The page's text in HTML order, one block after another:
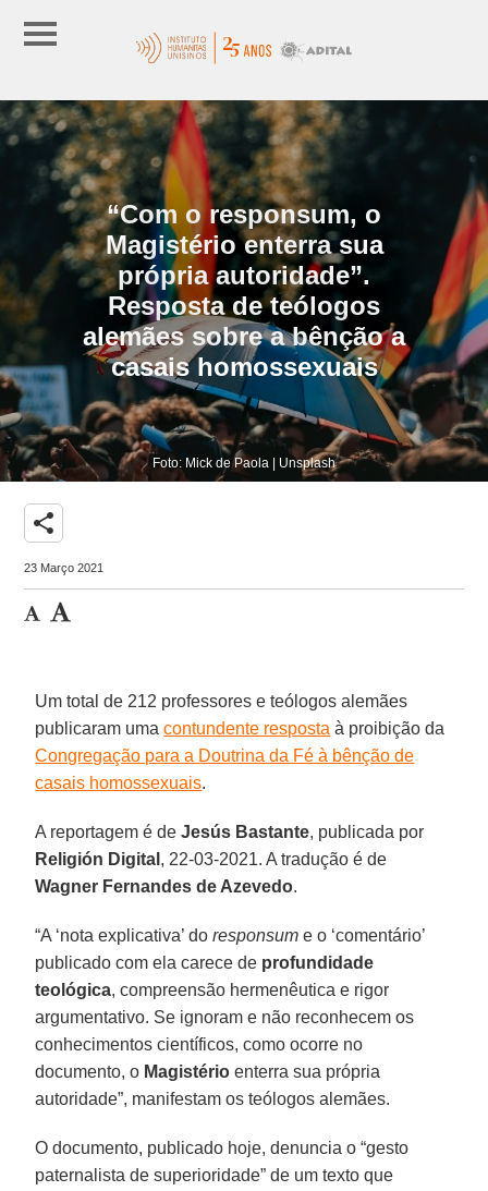
“Com o responsum, o
Magistério enterra sua
própria autoridade”.
Resposta de teólogos
alemães sobre a bênção a
casais homossexuais
Foto: Mick de Paola | Unsplash
share
23 Março 2021
Um total de 212 professores e teólogos alemães
publicaram umacontundente resposta à proibição da
Congregação para a Doutrina da Fé à bênção de
casais homossexuais.
A reportagem é deJesús Bastante, publicada por
Religión Digital , 22-03-2021. A tradução é de
Wagner Fernandes de Azevedo.
“A ‘nota explicativa’ doresponsum e o ‘comentário’
publicado com ela carece de profundidade
teológica, compreensão hermenêutica e rigor
argumentativo. Se ignoram e não reconhecem os
conhecimentos científicos, como ocorre no
documento, o Magistério enterra sua própria
autoridade”, manifestam os teólogos alemães.
O documento, publicado hoje, denuncia o “gesto
paternalista de superioridade” de um texto que